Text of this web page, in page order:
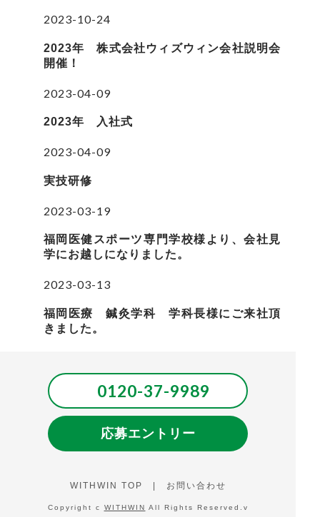
2023-10-24
2023年 株式会社ウィズウィン会社説明会
開催！
2023-04-09
2023年 入社式
2023-04-09
実技研修
2023-03-19
福岡医健スポーツ専門学校様より、会社見
学にお越しになりました。
2023-03-13
福岡医療 鍼灸学科 学科長様にご来社頂
きました。
0120-37-9989
応募エントリー
WITHWIN TOP お問い合わせ
Copyright c WITHWIN All Rights Reserved.v